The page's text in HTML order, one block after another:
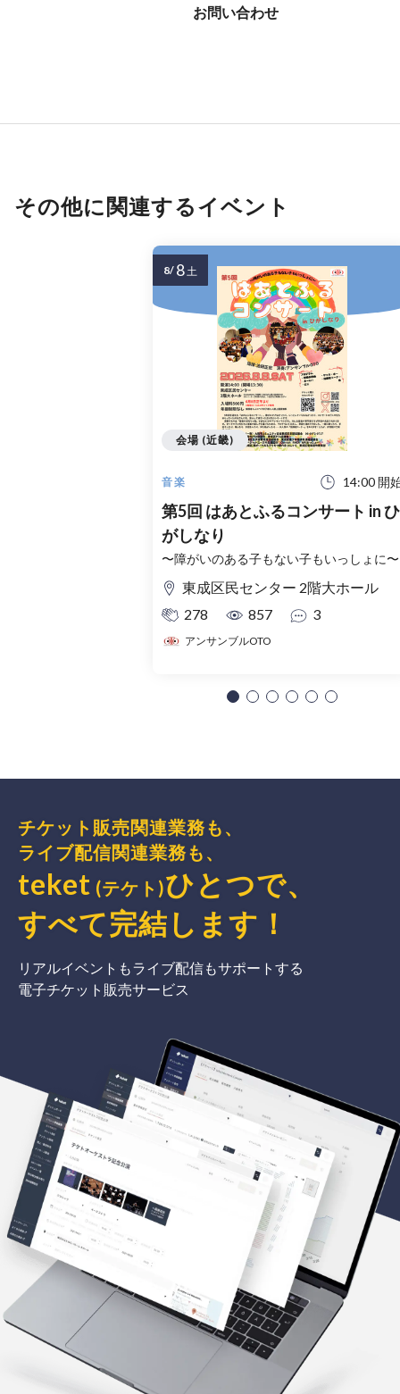
お問い合わせ
その他に関連するイベント
音楽 14:00 開
第5回 はあとふるコンサート in ひ
がしなり
〜障がいのある子もない子もいっしょに〜
東成区民センター 2階大ホール
278
857 3
アンサンブルOTO
会場 (近畿)
8/ 8土
チケット販売関連業務も、
ライブ配信関連業務も、
teket (テケト)ひとつで、
すべて完結 します ！
リアルイベントもライブ配信もサポートする
電子チケット販売サービス